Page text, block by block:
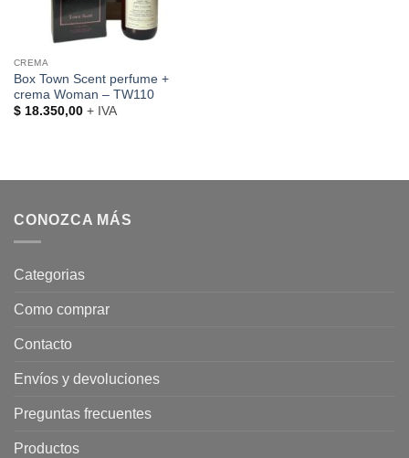
CREMA
Box Town Scent perfume +
crema Woman – TW110
$18.350,00+ IVA
CONOZCA MÁS
Categorias
Como comprar
Contacto
Envíos y devoluciones
Preguntas frecuentes
Productos